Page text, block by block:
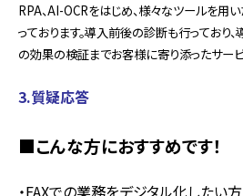
RPA、AI-OCRをはじめ、様々なツールを用
っております。導入前後の診断も行っており
の効果の検証までお客様に寄り添ったサービ
3.質疑応答
■こんな方におすすめです！
・FAXでの業務をデジタル化したい方